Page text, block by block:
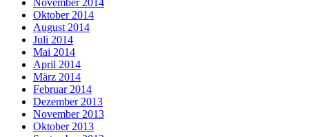
Oktober 2014
August 2014
Juli 2014
Mai 2014
April 2014
März 2014
Februar 2014
Dezember 2013
November 2013
Oktober 2013